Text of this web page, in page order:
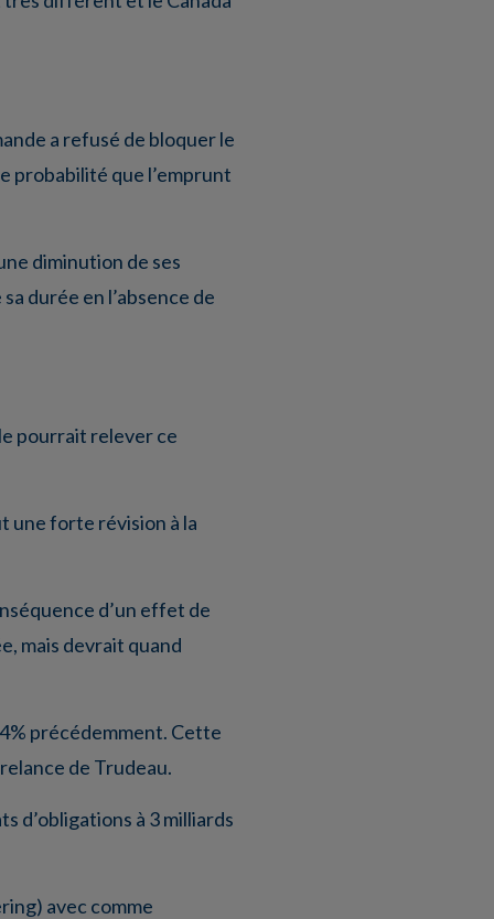
a refusé de bloquer le
probabilité que l’emprunt
diminution de ses
durée en l’absence de
pourrait relever ce
une forte révision à la
d’un effet de
mais devrait quand
précédemment. Cette
de Trudeau.
d’obligations à 3 milliards
avec comme